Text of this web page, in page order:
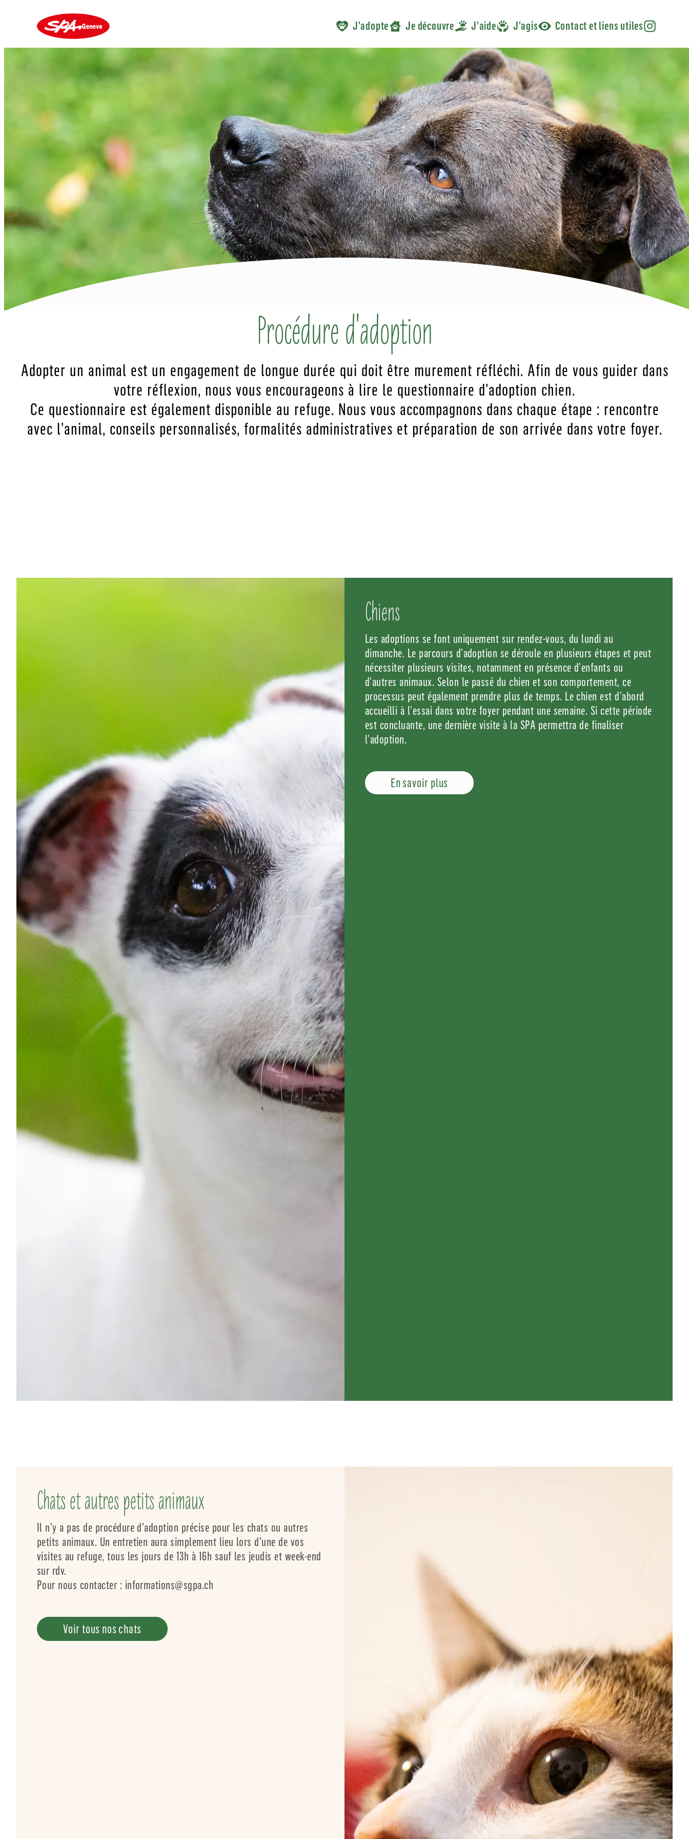
J'adopte Je découvre J’aide J’agis Contact et liens utiles
Procédure d'adoption
Adopter un animal est un engagement de longue durée qui doit être murement réfléchi. Afin de vous guider dans
votre réflexion, nous vous encourageons à lire le questionnaire d’adoption chien.
Ce questionnaire est également disponible au refuge. Nous vous accompagnons dans chaque étape : rencontre
avec l’animal, conseils personnalisés, formalités administratives et préparation de son arrivée dans votre foyer.
Chiens
Les adoptions se font uniquement sur rendez-vous, du lundi au
dimanche. Le parcours d’adoption se déroule en plusieurs étapes et peut
nécessiter plusieurs visites, notamment en présence d’enfants ou
d’autres animaux. Selon le passé du chien et son comportement, ce
processus peut également prendre plus de temps. Le chien est d’abord
accueilli à l’essai dans votre foyer pendant une semaine. Si cette période
est concluante, une dernière visite à la SPA permettra de finaliser
l’adoption.
En savoir plus
Chats et autres petits animaux
Il n'y a pas de procédure d'adoption précise pour les chats ou autres
petits animaux. Un entretien aura simplement lieu lors d'une de vos
visites au refuge, tous les jours de 13h à 16h sauf les jeudis et week-end
sur rdv.
Pour nous contacter : informations@sgpa.ch
Voir tous nos chats